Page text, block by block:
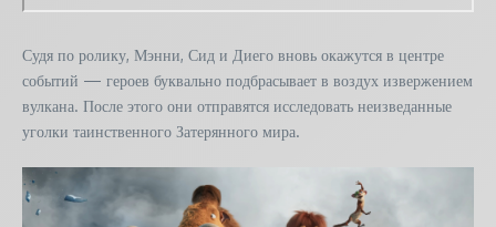
Судя по ролику, Мэнни, Сид и Диего вновь окажутся в центре
событий — героев буквально подбрасывает в воздух извержением
вулкана. После этого они отправятся исследовать неизведанные
уголки таинственного Затерянного мира.